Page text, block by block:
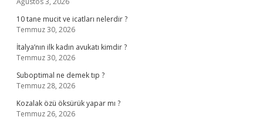
10 tane mucit ve icatları nelerdir ?
Temmuz 30, 2026
İtalya’nın ilk kadın avukatı kimdir ?
Temmuz 30, 2026
Suboptimal ne demek tıp ?
Temmuz 28, 2026
Kozalak özü öksürük yapar mı ?
Temmuz 26, 2026